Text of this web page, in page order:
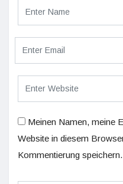
Meinen Namen, meine
Website in diesem
Kommentierung speichern.